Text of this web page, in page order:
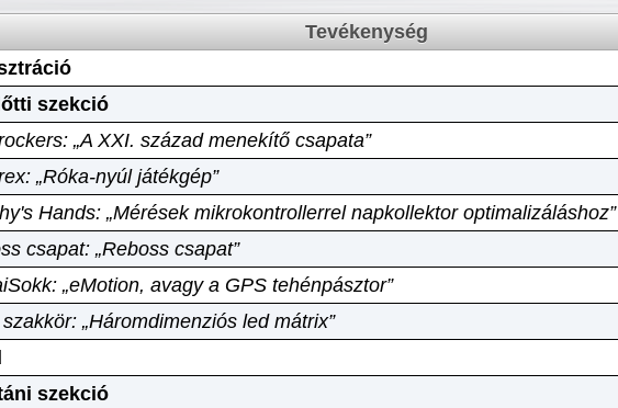
Tevékenység
szekció
„A XXI. század menekítő csapata”
„Róka-nyúl játékgép”
Hands: „Mérések mikrokontrollerrel napkollektor optimalizáláshoz”
csapat: „Reboss csapat”
„eMotion, avagy a GPS tehénpásztor”
„Háromdimenziós led mátrix”
szekció